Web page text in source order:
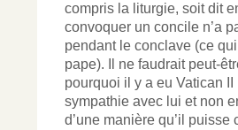
compris la liturgie, soit dit
convoquer un concile n’a
pendant le conclave (ce
pape). Il ne faudrait peut-
pourquoi il y a eu Vatican
sympathie avec lui et non
d’une manière qu’il puisse